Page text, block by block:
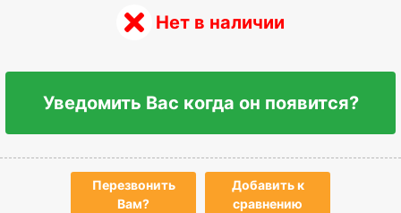
Нет в наличии
Уведомить Вас когда он появится?
Перезвонить
Вам?
Добавить к
сравнению